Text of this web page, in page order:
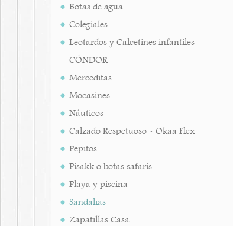
Botas de agua
Colegiales
Leotardos y Calcetines infantiles
CÓNDOR
Merceditas
Mocasines
Náuticos
Calzado Respetuoso - Okaa Flex
Pepitos
Pisakk o botas safaris
Playa y piscina
Sandalias
Zapatillas Casa